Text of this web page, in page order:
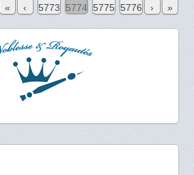
« ‹ 5773 5774 5775 5776 › »